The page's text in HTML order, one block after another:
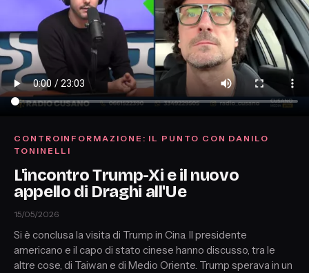
CONTROINFORMAZIONE: IL PUNTO CON DANILO
TONINELLI
L'incontro Trump-Xi e il nuovo
appello di Draghi all'Ue
15/05/2026
Si è conclusa la visita di Trump in Cina. Il presidente
americano e il capo di stato cinese hanno discusso, tra le
altre cose, di Taiwan e di Medio Oriente. Trump sperava in un